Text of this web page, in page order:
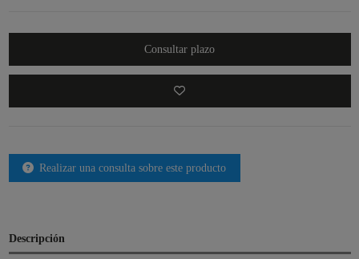
Consultar plazo
Realizar una consulta sobre este producto
Descripción